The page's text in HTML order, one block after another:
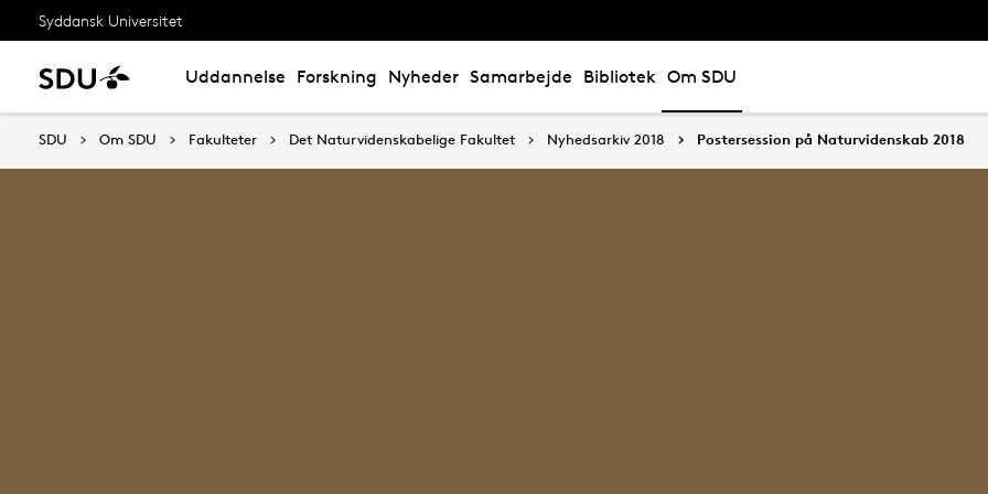
Syddansk Universitet
Uddannelse Forskning Nyheder Samarbejde Bibliotek Om SDU
SDU Om SDU Fakulteter Det Naturvidenskabelige Fakultet Nyhedsarkiv 2018 Postersession på Naturvidenskab 2018